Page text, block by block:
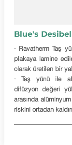
Blue's
· Ravatherm Taş
plakaya lamine
olarak üretilen bir
· Taş yünü ile
difüzyon değeri
arasında
riskini ortadan